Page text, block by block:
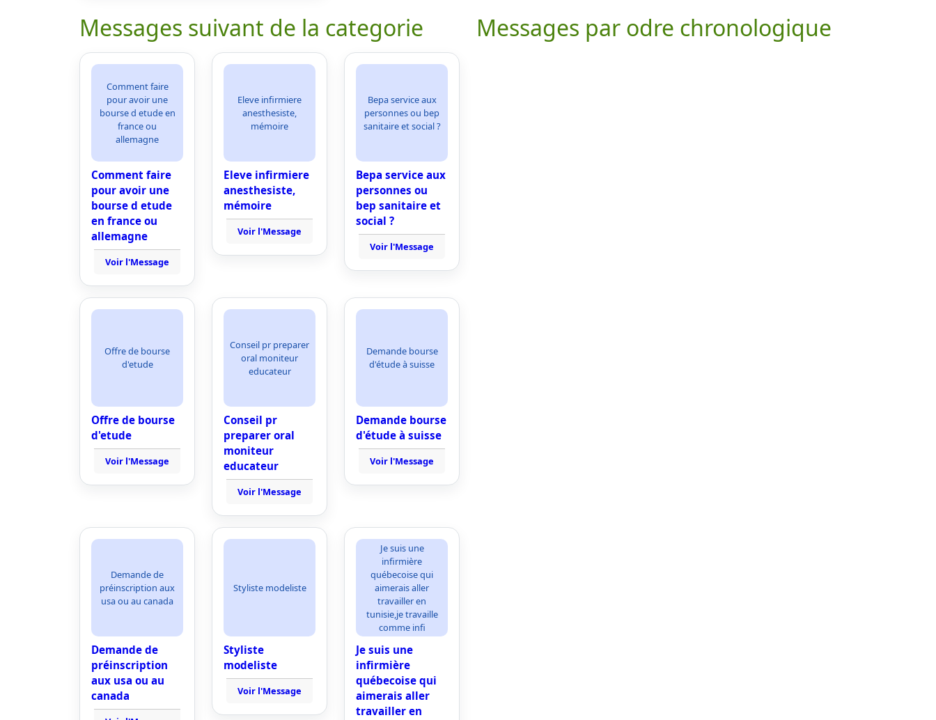
Messages suivant de la categorie
Comment faire
pour avoir une
bourse d etude en
france ou
allemagne
Comment faire
pour avoir une
bourse d etude
en france ou
allemagne
Voir l'Message
Eleve infirmiere
anesthesiste,
mémoire
Eleve infirmiere
anesthesiste,
mémoire
Voir l'Message
Bepa service aux
personnes ou bep
sanitaire et social ?
Bepa service aux
personnes ou
bep sanitaire et
social ?
Voir l'Message
Offre de bourse
d'etude
Offre de bourse
d'etude
Voir l'Message
Conseil pr preparer
oral moniteur
educateur
Conseil pr
preparer oral
moniteur
educateur
Voir l'Message
Demande bourse
d'étude à suisse
Demande bourse
d'étude à suisse
Voir l'Message
Demande de
préinscription aux
usa ou au canada
Demande de
préinscription
aux usa ou au
canada
Styliste modeliste
Styliste
modeliste
Voir l'Message
Je suis une
infirmière
québecoise qui
aimerais aller
travailler en
tunisie,je travaille
comme infi
Je suis une
infirmière
québecoise qui
aimerais aller
travailler en
Messages par odre chronologique